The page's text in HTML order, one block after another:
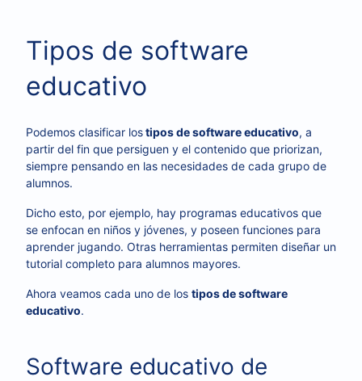
Tipos de software
educativo
Podemos clasificar lostipos de software educativo, a
partir del fin que persiguen y el contenido que priorizan,
siempre pensando en las necesidades de cada grupo de
alumnos.
Dicho esto, por ejemplo, hay programas educativos que
se enfocan en niños y jóvenes, y poseen funciones para
aprender jugando. Otras herramientas permiten diseñar un
tutorial completo para alumnos mayores.
Ahora veamos cada uno de los tipos de software
educativo.
Software educativo de